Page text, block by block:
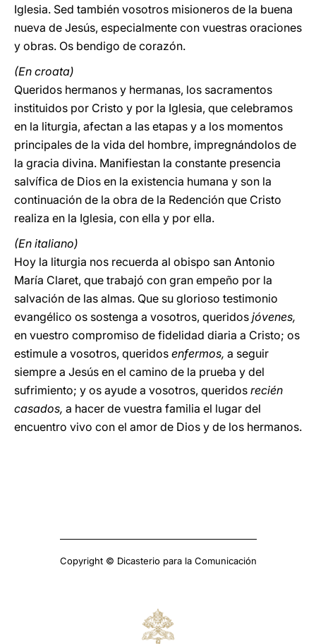
Iglesia. Sed también vosotros misioneros de la buena
nueva de Jesús, especialmente con vuestras oraciones
y obras. Os bendigo de corazón.
(En croata)
Queridos hermanos y hermanas, los sacramentos
instituidos por Cristo y por la Iglesia, que celebramos
en la liturgia, afectan a las etapas y a los momentos
principales de la vida del hombre, impregnándolos de
la gracia divina. Manifiestan la constante presencia
salvífica de Dios en la existencia humana y son la
continuación de la obra de la Redención que Cristo
realiza en la Iglesia, con ella y por ella.
(En italiano)
Hoy la liturgia nos recuerda al obispo san Antonio
María Claret, que trabajó con gran empeño por la
salvación de las almas. Que su glorioso testimonio
evangélico os sostenga a vosotros, queridos jóvenes,
en vuestro compromiso de fidelidad diaria a Cristo; os
estimule a vosotros, queridos enfermos, a seguir
siempre a Jesús en el camino de la prueba y del
sufrimiento; y os ayude a vosotros, queridos recién
casados, a hacer de vuestra familia el lugar del
encuentro vivo con el amor de Dios y de los hermanos.
Copyright © Dicasterio para la Comunicación